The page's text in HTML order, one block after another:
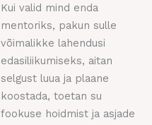
Kui valid mind enda
mentoriks, pakun sulle
võimalikke lahendusi
edasiliikumiseks, aitan
selgust luua ja plaane
koostada, toetan su
fookuse hoidmist ja asjade